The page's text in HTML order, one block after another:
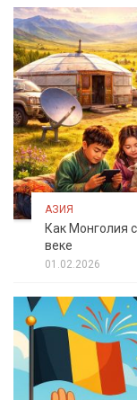
АЗИЯ
Как Монголия
веке
01.02.2026